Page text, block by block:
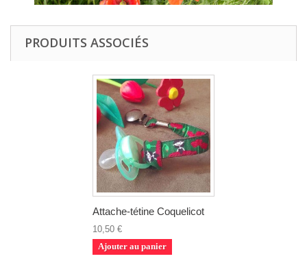
PRODUITS ASSOCIÉS
Attache-tétine Coquelicot
10,50 €
Ajouter au panier